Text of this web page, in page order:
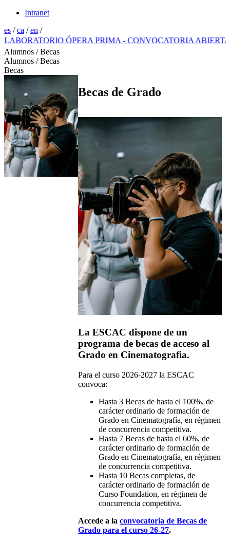
Intranet
es /ca /en /
ÓPERA PRIMA - CONVOCATORIA ABIERTA 2026
Alumnos / Becas
Alumnos / Becas
Becas
Becas de Grado
La ESCAC dispone de un
programa de becas de acceso al
Grado en Cinematografia.
Para el curso 2026-2027 la ESCAC
convoca:
Hasta 3 Becas de hasta el 100%, de
carácter ordinario de formación de
Grado en Cinematografía, en régimen
de concurrencia competitiva.
Hasta 7 Becas de hasta el 60%, de
carácter ordinario de formación de
Grado en Cinematografía, en régimen
de concurrencia competitiva.
Hasta 10 Becas completas, de
carácter ordinario de formación de
Curso Foundation, en régimen de
concurrencia competitiva.
Accede a la convocatoria de Becas de
Grado para el curso 26-27.